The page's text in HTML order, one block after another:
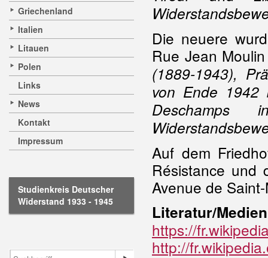
Griechenland
Italien
Litauen
Polen
Links
News
Kontakt
Impressum
Studienkreis Deutscher
Widerstand 1933 - 1945
Die neuere
Rue Jean
(1889-1943),
von Ende 1942
Auf dem
Résistance und
Avenue de
Literatur/Medien
https://
http://